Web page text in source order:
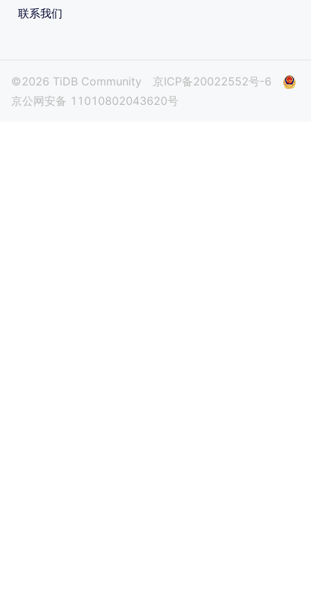
联系我们
©2026 TiDB Community
京ICP备20022552号-6
京公网安备 11010802043620号